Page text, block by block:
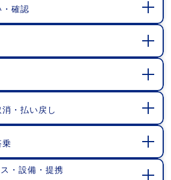
確認
・払い戻し
乗
・設備・提携